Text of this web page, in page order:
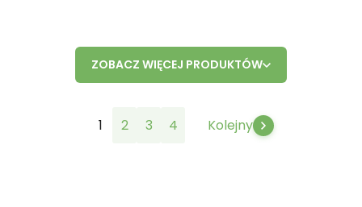
ZOBACZ WIĘCEJ PRODUKTÓW
1 2 3 4 Kolejny